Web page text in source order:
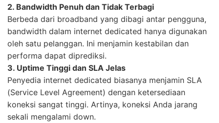
2. Bandwidth Penuh dan Tidak Terbagi
Berbeda dari broadband yang dibagi antar pengguna,
bandwidth dalam internet dedicated hanya digunakan
oleh satu pelanggan. Ini menjamin kestabilan dan
performa dapat diprediksi.
3. Uptime Tinggi dan SLA Jelas
Penyedia internet dedicated biasanya menjamin SLA
(Service Level Agreement) dengan ketersediaan
koneksi sangat tinggi. Artinya, koneksi Anda jarang
sekali mengalami down.